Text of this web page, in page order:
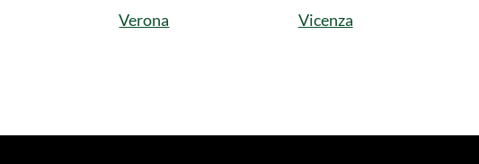
Verona
Vicenza